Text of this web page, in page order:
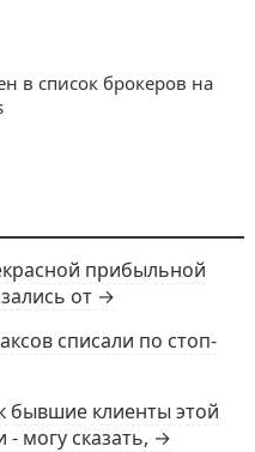
в список брокеров на
прибыльной
от →
списали по стоп-
бывшие клиенты этой
могу сказать, →